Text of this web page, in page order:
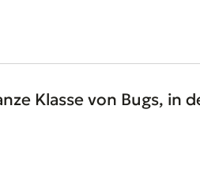
Klasse von Bugs, in